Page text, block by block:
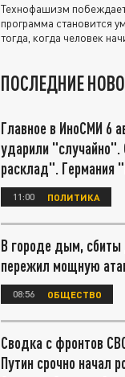
Технофашизм
программа становится
тогда, когда человек
ПОСЛЕДНИЕ
Главное в ИноСМИ 6
ударили
расклад". Германия
11:00 ПОЛИТИКА
В городе дым,
пережил мощную
08:56 ОБЩЕСТВО
Сводка с фронтов
Путин срочно начал